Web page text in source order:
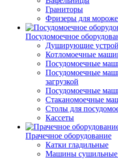
Граниторы
Фризеры для
Посудомоечное
Душирующие
Котломоечные
Посудомоечные
Посудомоечные
загрузкой
Посудомоечные
Стаканомоечные
Столы для
Кассеты
Прачечное оборудование
Катки гладильные
Машины сушильные